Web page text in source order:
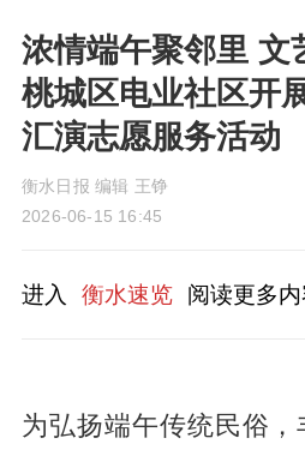
浓情端午聚邻里 文
桃城区电业社区开
汇演志愿服务活动
衡水日报 编辑 王铮
2026-06-15 16:45
进入 衡水速览 阅读更多内
为弘扬端午传统民俗